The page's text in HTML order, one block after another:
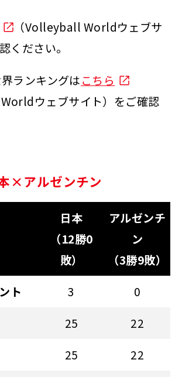
（Volleyball Worldウェブサ
ください。
ランキングはこちら
ウェブサイト）をご確認
×アルゼンチン
日本
（12勝0
敗）
アルゼンチ
ン
（3勝9敗）
ト
3
0
25
22
25
22